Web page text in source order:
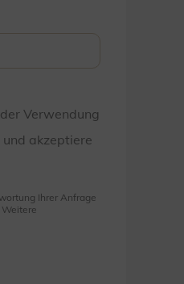
Verwendung
akzeptiere
Ihrer Anfrage